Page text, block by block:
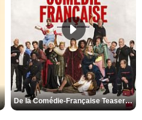
De la Comédie-Française Teaser VF